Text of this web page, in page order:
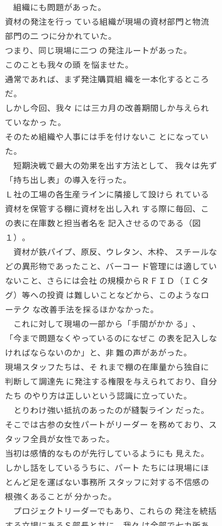
組織にも問題があった。
資材の発注を行っ ている組織が現場の資材部門と物流
部門の二 つに分かれていた。
つまり、同じ現場に二つ の発注ルートがあった。
このことも我々の頭 を悩ませた。
通常であれば、まず発注購買組 織を一本化するところ
だ。
しかし今回、我々 には三カ月の改善期間しか与えられ
ていなかっ た。
そのため組織や人事には手を付けないこ とになってい
た。
短期決戦で最大の効果を出す方法として、 我々は先ず
「持ち出し表」の導入を行った。
Ｌ社の工場の各生産ラインに隣接して設けら れている
資材を保管する棚に資材を出し入れ する際に毎回、こ
の表に在庫数と担当者名を 記入させるのである（図
１）。
資材が鉄パイプ、原反、ウレタン、木枠、 スチールな
どの異形物であったこと、バーコー ド管理には適してい
ないこと、さらには会社 の規模からＲＦＩＤ（ＩＣタ
グ）等への投資 は難しいことなどから、このようなロ
ーテク な改善手法を採るほかなかった。
これに対して現場の一部から「手間がかか る」、
「今まで問題なくやっているのになぜこ の表を記入しな
ければならないのか」と、非 難の声があがった。
現場スタッフたちは、そ れまで棚の在庫量から独自に
判断して調達先 に発注する権限を与えられており、自分
たち のやり方は正しいという認識に立っていた。
とりわけ強い抵抗のあったのが縫製ライン だった。
そこでは古参の女性パートがリーダー を務めており、ス
タッフ全員が女性であった。
当初は感情的なものが先行しているようにも 見えた。
しかし話をしているうちに、パート たちには現場にほ
とんど足を運ばない事務所 スタッフに対する不信感の
根強くあることが 分かった。
プロジェクトリーダーでもあり、これらの 発注を統括